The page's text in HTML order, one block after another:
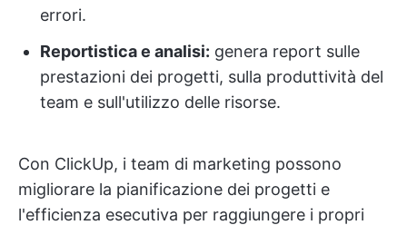
errori.
Reportistica e analisi: genera report sulle
prestazioni dei progetti, sulla produttività del
team e sull'utilizzo delle risorse.
Con ClickUp, i team di marketing possono
migliorare la pianificazione dei progetti e
l'efficienza esecutiva per raggiungere i propri